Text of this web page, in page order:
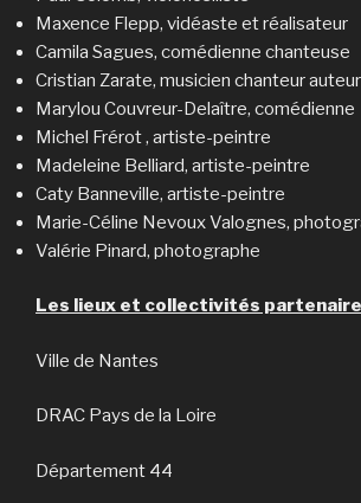
Maxence Flepp, vidéaste et réalisateur
Camila Sagues, comédienne chanteuse
Cristian Zarate, musicien chanteur
Marylou Couvreur-Delaître, comédienne
Michel Frérot , artiste-peintre
Madeleine Belliard, artiste-peintre
Caty Banneville, artiste-peintre
Marie-Céline Nevoux Valognes,
Valérie Pinard, photographe
Les lieux et collectivités
Ville de Nantes
DRAC Pays de la Loire
Département 44